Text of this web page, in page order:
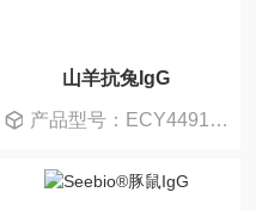
山羊抗兔IgG
产品型号：ECY4491A-5mg/ECY4491A-25m